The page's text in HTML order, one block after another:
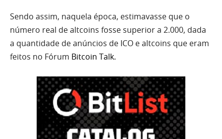
Sendo assim, naquela época, estimavasse que o
número real de altcoins fosse superior a 2.000, dada
a quantidade de anúncios de ICO e altcoins que eram
feitos no Fórum Bitcoin Talk.